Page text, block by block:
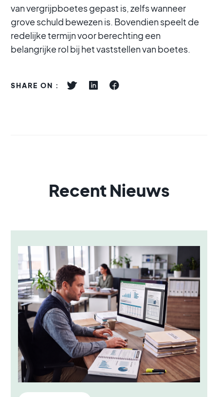
van vergrijpboetes gepast is, zelfs wanneer
grove schuld bewezen is. Bovendien speelt de
redelijke termijn voor berechting een
belangrijke rol bij het vaststellen van boetes.
SHARE ON :
Recent Nieuws